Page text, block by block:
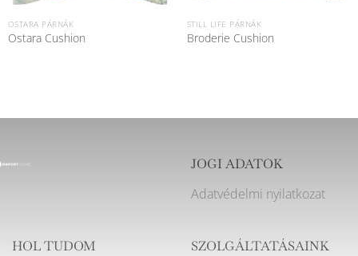
OSTARA PÁRNÁK
Ostara Cushion
STILL LIFE PÁRNÁK
Broderie Cushion
JOGI ADATOK
Adatvédelmi nyilatkozat
HOL TUDOM
SZOLGÁLTATÁSAINK